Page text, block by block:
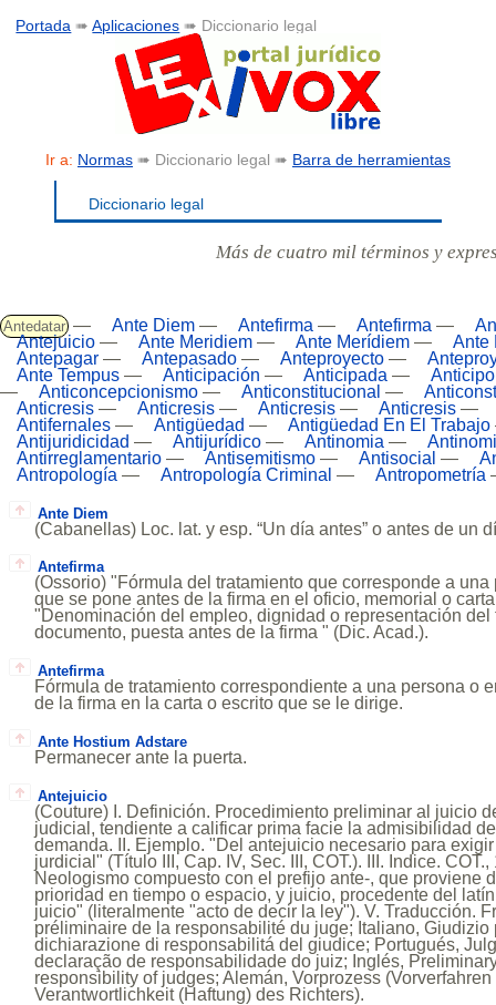
Portada ➠Aplicaciones ➠ Diccionario legal
Ir a: Normas ➠ Diccionario legal ➠ Barra de herramientas
Diccionario legal
Más de cuatro mil términos y
Antedatar — Ante Diem — Antefirma — Antefirma —
Antejuicio — Ante Meridiem — Ante Merídiem —
Ante
Antepagar — Antepasado — Anteproyecto —
Ante Tempus — Anticipación — Anticipada — Anticipo
—
Anticoncepcionismo — Anticonstitucional —
Anticresis — Anticresis — Anticresis — Anticresis —
Antifernales — Antigüedad — Antigüedad En El Trabajo
Antijuridicidad — Antijurídico — Antinomia —
Antirreglamentario — Antisemitismo — Antisocial —
Antropología — Antropología Criminal — Antropometría
Ante Diem
(Cabanellas) Loc. lat. y esp. “Un día antes” o antes de un
Antefirma
(Ossorio) "Fórmula del tratamiento que corresponde a
que se pone antes de la firma en el oficio, memorial o
"Denominación del empleo, dignidad o representación del
documento, puesta antes de la firma " (Dic. Acad.).
Antefirma
Fórmula de tratamiento correspondiente a una persona o
de la firma en la carta o escrito que se le dirige.
Ante Hostium Adstare
Permanecer ante la puerta.
Antejuicio
(Couture) I. Definición. Procedimiento preliminar al juicio
judicial, tendiente a calificar prima facie la admisibilidad
demanda. II. Ejemplo. "Del antejuicio necesario para
jurdicial" (Título III, Cap. IV, Sec. III, COT.). III. Indice.
Neologismo compuesto con el prefijo ante-, que proviene
prioridad en tiempo o espacio, y juicio, procedente del
juicio" (literalmente "acto de decir la ley"). V. Traducción.
préliminaire de la responsabilité du juge; Italiano,
dichiarazione di responsabilitá del giudice; Portugués,
declaração de responsabilidade do juiz; Inglés,
responsibility of judges; Alemán, Vorprozess
Verantwortlichkeit (Haftung) des Richters).